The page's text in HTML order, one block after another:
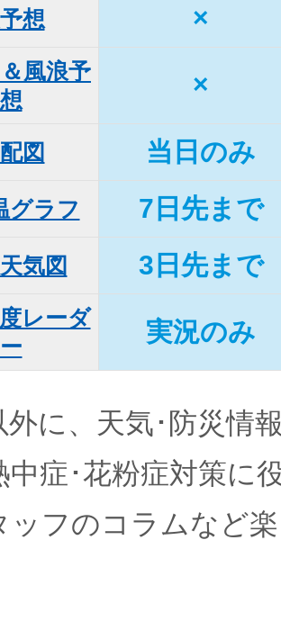
想 ×
風浪予
想
×
図 当日のみ
グラフ 7日先まで
気図 3日先まで
レーダ
ー
実況のみ
外に、天気･防災情
中症･花粉症対策に
ッフのコラムなど